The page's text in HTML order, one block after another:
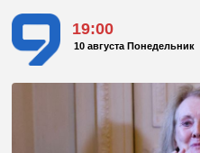
19:00
10 августа Понедельник